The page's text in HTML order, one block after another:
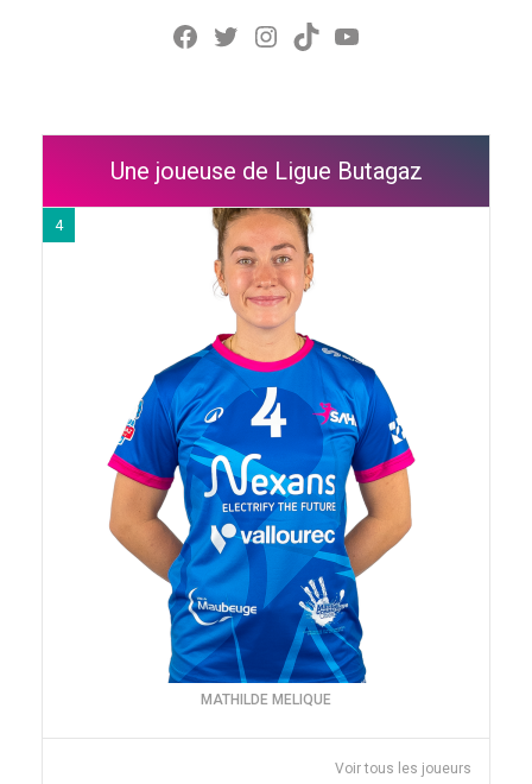
Facebook
Twitter
Instagram
TikTokYouTube
Une joueuse de Ligue Butagaz
4
MATHILDE MELIQUE
Voir tous les joueurs